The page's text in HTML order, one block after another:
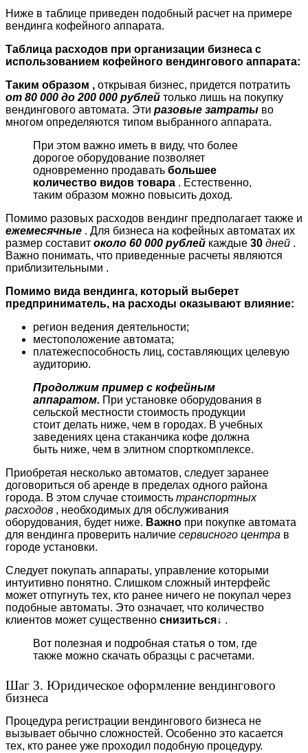
Ниже в таблице приведен подобный расчет на примере
вендинга кофейного аппарата.
Таблица расходов при организации бизнеса с
использованием кофейного вендингового аппарата:
Таким образом , открывая бизнес, придется потратить
от 80 000 до 200 000 рублей только лишь на покупку
вендингового автомата. Эти разовые затраты во
многом определяются типом выбранного аппарата.
При этом важно иметь в виду, что более
дорогое оборудование позволяет
одновременно продавать большее
количество видов товара . Естественно,
таким образом можно повысить доход.
Помимо разовых расходов вендинг предполагает также и
ежемесячные . Для бизнеса на кофейных автоматах их
размер составит около 60 000 рублей каждые 30 дней .
Важно понимать, что приведенные расчеты являются
приблизительными .
Помимо вида вендинга, который выберет
предприниматель, на расходы оказывают влияние:
регион ведения деятельности;
местоположение автомата;
платежеспособность лиц, составляющих целевую
аудиторию.
Продолжим пример с кофейным
аппаратом. При установке оборудования в
сельской местности стоимость продукции
стоит делать ниже, чем в городах. В учебных
заведениях цена стаканчика кофе должна
быть ниже, чем в элитном спорткомплексе.
Приобретая несколько автоматов, следует заранее
договориться об аренде в пределах одного района
города. В этом случае стоимость транспортных
расходов , необходимых для обслуживания
оборудования, будет ниже. Важно при покупке автомата
для вендинга проверить наличие сервисного центра в
городе установки.
Следует покупать аппараты, управление которыми
интуитивно понятно. Слишком сложный интерфейс
может отпугнуть тех, кто ранее ничего не покупал через
подобные автоматы. Это означает, что количество
клиентов может существенно снизиться↓ .
Вот полезная и подробная статья о том, где
также можно скачать образцы с расчетами.
Шаг 3. Юридическое оформление вендингового
бизнеса
Процедура регистрации вендингового бизнеса не
вызывает обычно сложностей. Особенно это касается
тех, кто ранее уже проходил подобную процедуру.